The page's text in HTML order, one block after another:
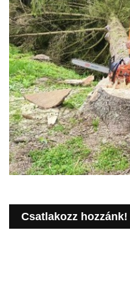
Csatlakozz hozzánk!